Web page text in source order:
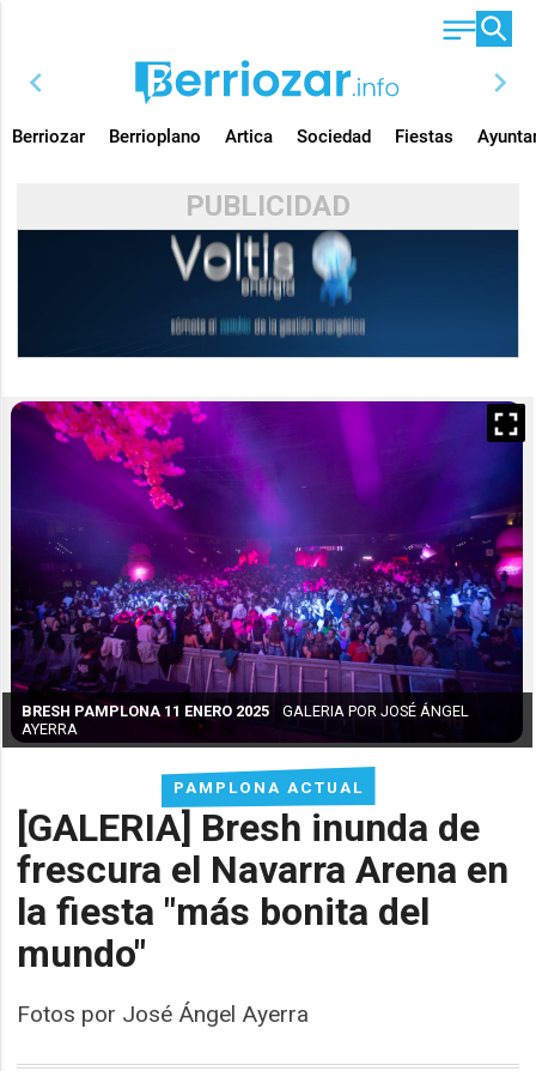
chevron_left chevron_right
Berriozar Berrioplano Artica Sociedad Fiestas
PUBLICIDAD
PAMPLONA ACTUAL
[GALERIA] Bresh inunda de
frescura el Navarra Arena en
la fiesta "más bonita del
mundo"
Fotos por José Ángel Ayerra
BRESH PAMPLONA 11 ENERO 2025
GALERIA POR JOSÉ ÁNGEL
AYERRA